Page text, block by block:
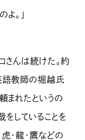
。」
さんは続けた。約
語教師の堀越氏
まれたというの
していることを
・龍・鷹などの